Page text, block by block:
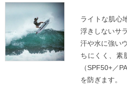
ライトな肌心
浮きしないサ
汗や水に強い
ちにくく、素
（SPF50+／
を防ぎます。